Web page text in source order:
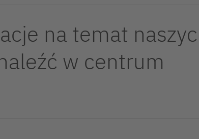
na temat
w centrum